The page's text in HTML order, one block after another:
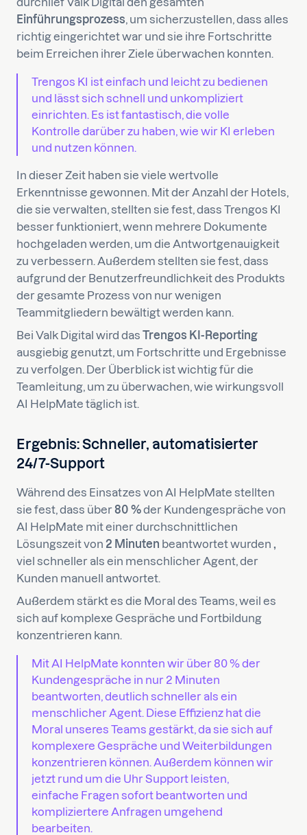
Einführungsprozess, um sicherzustellen, dass alles
richtig eingerichtet war und sie ihre Fortschritte
beim Erreichen ihrer Ziele überwachen konnten.
Trengos KI ist einfach und leicht zu bedienen
und lässt sich schnell und unkompliziert
einrichten. Es ist fantastisch, die volle
Kontrolle darüber zu haben, wie wir KI erleben
und nutzen können.
In dieser Zeit haben sie viele wertvolle
Erkenntnisse gewonnen. Mit der Anzahl der Hotels,
die sie verwalten, stellten sie fest, dass Trengos KI
besser funktioniert, wenn mehrere Dokumente
hochgeladen werden, um die Antwortgenauigkeit
zu verbessern. Außerdem stellten sie fest, dass
aufgrund der Benutzerfreundlichkeit des Produkts
der gesamte Prozess von nur wenigen
Teammitgliedern bewältigt werden kann.
Bei Valk Digital wird das Trengos KI-Reporting
ausgiebig genutzt, um Fortschritte und Ergebnisse
zu verfolgen. Der Überblick ist wichtig für die
Teamleitung, um zu überwachen, wie wirkungsvoll
AI HelpMate täglich ist.
Ergebnis: Schneller, automatisierter
24/7-Support
Während des Einsatzes von AI HelpMate stellten
sie fest, dass über80 %der Kundengespräche von
AI HelpMate mit einer durchschnittlichen
Lösungszeit von 2 Minuten beantwortet wurden ,
viel schneller als ein menschlicher Agent, der
Kunden manuell antwortet.
Außerdem stärkt es die Moral des Teams, weil es
sich auf komplexe Gespräche und Fortbildung
konzentrieren kann.
Mit AI HelpMate konnten wir über 80 % der
Kundengespräche in nur 2 Minuten
beantworten, deutlich schneller als ein
menschlicher Agent. Diese Effizienz hat die
Moral unseres Teams gestärkt, da sie sich auf
komplexere Gespräche und Weiterbildungen
konzentrieren können. Außerdem können wir
jetzt rund um die Uhr Support leisten,
einfache Fragen sofort beantworten und
kompliziertere Anfragen umgehend
bearbeiten.